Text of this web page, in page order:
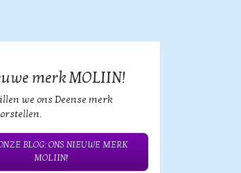
merk MOLIIN!
we ons Deense merk
BLOG: ONS NIEUWE MERK
MOLIIN!